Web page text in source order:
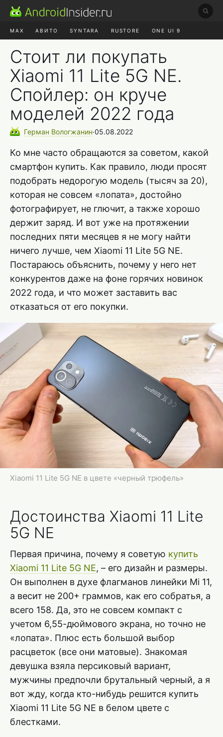
MAX АВИТО SYNTARA RUSTORE ONE UI 9
Стоит ли покупать
Xiaomi 11 Lite 5G NE.
Спойлер: он круче
моделей 2022 года
Герман Вологжанин∙05.08.2022
Ко мне часто обращаются за советом, какой
смартфон купить. Как правило, люди просят
подобрать недорогую модель (тысяч за 20),
которая не совсем «лопата», достойно
фотографирует, не глючит, а также хорошо
держит заряд. И вот уже на протяжении
последних пяти месяцев я не могу найти
ничего лучше, чем Xiaomi 11 Lite 5G NE.
Постараюсь объяснить, почему у него нет
конкурентов даже на фоне горячих новинок
2022 года, и что может заставить вас
отказаться от его покупки.
Xiaomi 11 Lite 5G NE в цвете «черный трюфель»
Достоинства Xiaomi 11 Lite
5G NE
Первая причина, почему я советую купить
Xiaomi 11 Lite 5G NE, – его дизайн и размеры.
Он выполнен в духе флагманов линейки Mi 11,
а весит не 200+ граммов, как его собратья, а
всего 158. Да, это не совсем компакт с
учетом 6,55-дюймового экрана, но точно не
«лопата». Плюс есть большой выбор
расцветок (все они матовые). Знакомая
девушка взяла персиковый вариант,
мужчины предпочли брутальный черный, а я
вот жду, когда кто-нибудь решится купить
Xiaomi 11 Lite 5G NE в белом цвете с
блестками.